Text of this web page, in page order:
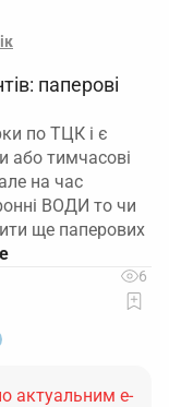
паперові
по ТЦК і є
або тимчасові
на час
ВОДИ то чи
ще паперових
6
актуальним е-